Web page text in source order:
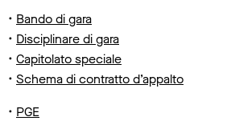
• Bando di gara
• Disciplinare di gara
• Capitolato speciale
• Schema di contratto d’appalto
• PGE